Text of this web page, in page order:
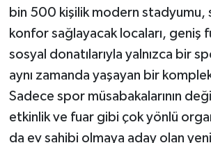
bin 500 kişilik modern stadyumu,
konfor sağlayacak locaları, geniş
sosyal donatılarıyla yalnızca bir
aynı zamanda yaşayan bir
Sadece spor müsabakalarının
etkinlik ve fuar gibi çok yönlü
da ev sahibi olmaya aday olan